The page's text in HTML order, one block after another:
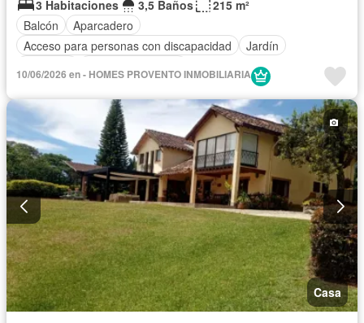
3 Habitaciones
3,5 Baños
215 m²
Balcón
Aparcadero
Acceso para personas con discapacidad
Jardín
10/06/2026 en - HOMES PROVENTO INMOBILIARIA
Casa